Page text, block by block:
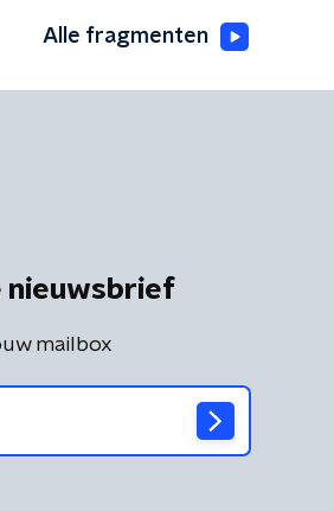
Alle fragmenten
nieuwsbrief
mailbox